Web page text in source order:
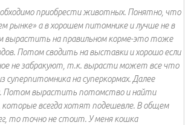
приобрести животных. Понятно, что
рынке» а в хорошем питомнике и лучше не в
вырастить на правильном корме-это тоже
Потом сводить на выставки и хорошо если
не забракуют, т.к. вырасти может все что
суперпитомника на суперкормах. Далее
Потом вырастить потомство и найти
которые всегда хотят подешевле. В общем
то точно не стоит. У меня кошка